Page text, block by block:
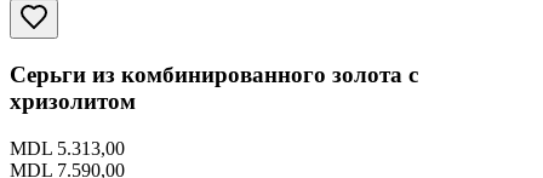
Серьги из комбинированного золота с
хризолитом
MDL 5.313,00
MDL 7.590,00